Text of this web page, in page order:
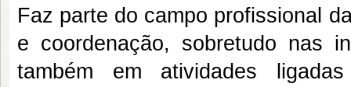
Faz parte do campo profissional
e coordenação, sobretudo nas
também em atividades